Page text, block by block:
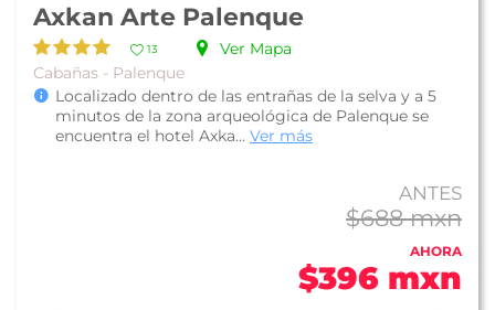
Axkan Arte Palenque
13
Ver Mapa
Cabañas - Palenque
Localizado dentro de las entrañas de la selva y a 5
minutos de la zona arqueológica de Palenque se
encuentra el hotel Axka... Ver más
ANTES
$688 mxn
AHORA
$396 mxn